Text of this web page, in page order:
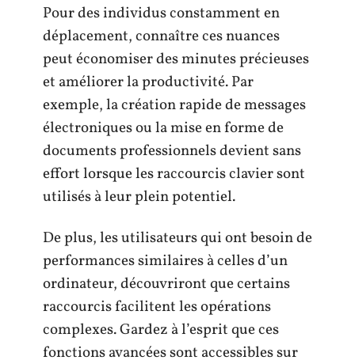
Pour des individus constamment en
déplacement, connaître ces nuances
peut économiser des minutes précieuses
et améliorer la productivité. Par
exemple, la création rapide de messages
électroniques ou la mise en forme de
documents professionnels devient sans
effort lorsque les raccourcis clavier sont
utilisés à leur plein potentiel.
De plus, les utilisateurs qui ont besoin de
performances similaires à celles d’un
ordinateur, découvriront que certains
raccourcis facilitent les opérations
complexes. Gardez à l’esprit que ces
fonctions avancées sont accessibles sur